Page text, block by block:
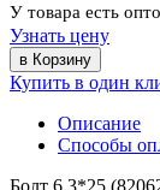
У товара есть
Узнать цену
Купить в один
Описание
Способы
Болт 6,3*25